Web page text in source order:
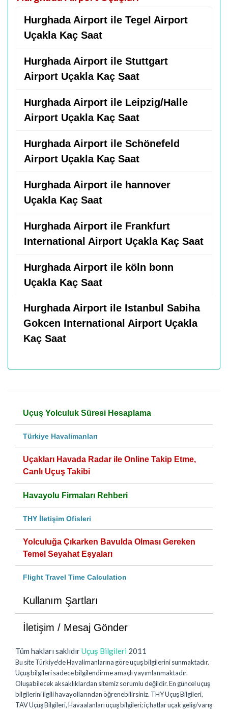
Hurghada Airport ile Tegel Airport
Uçakla Kaç Saat
Hurghada Airport ile Stuttgart
Airport Uçakla Kaç Saat
Hurghada Airport ile Leipzig/Halle
Airport Uçakla Kaç Saat
Hurghada Airport ile Schönefeld
Airport Uçakla Kaç Saat
Hurghada Airport ile hannover
Uçakla Kaç Saat
Hurghada Airport ile Frankfurt
International Airport Uçakla Kaç Saat
Hurghada Airport ile köln bonn
Uçakla Kaç Saat
Hurghada Airport ile Istanbul Sabiha
Gokcen International Airport Uçakla
Kaç Saat
Uçuş Yolculuk Süresi Hesaplama
Türkiye Havalimanları
Uçakları Havada Radar ile Online Takip Etme,
Canlı Uçuş Takibi
Havayolu Firmaları Rehberi
THY İletişim Ofisleri
Yolculuğa Çıkarken Bavulda Olması Gereken
Temel Seyahat Eşyaları
Flight Travel Time Calculation
Kullanım Şartları
İletişim / Mesaj Gönder
Tüm hakları saklıdırUçuş Bilgileri 2011
Bu site Türkiye'de Havalimanlarına göre uçuş bilgilerini sunmaktadır.
Uçuş bilgileri sadece bilgilendirme amaçlı yayımlanmaktadır.
Oluşabilecek aksaklıklardan sitemiz sorumlu değildir. En güncel uçuş
bilgilerini ilgili havayollarından öğrenebilirsiniz. THY Uçuş Bilgileri,
TAV Uçuş Bilgileri, Havaalanları uçuş bilgileri; iç hatlar uçak geliş/varış